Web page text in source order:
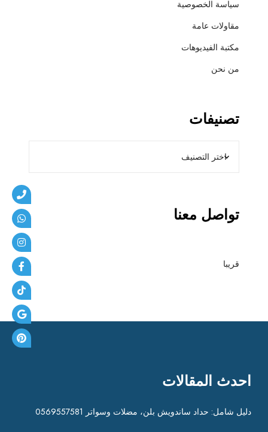
سياسة الخصوصية
مقاولات عامة
مكتبة الفيديوهات
من نحن
تصنيفات
تواصل معنا
قريبا
احدث المقالات
دليل شامل: حداد ساندويش بلن، مضلات وسواتر 0569557581